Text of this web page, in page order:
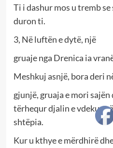
Ti i dashur mos u tremb se
duron ti.
3, Në luftën e dytë, një
gruaje nga Drenica ia
Meshkuj asnjë, bora deri
gjunjë, gruaja e mori sajën
tërhequr djalin e vdekur
shtëpia.
Kur u kthye e mërdhirë